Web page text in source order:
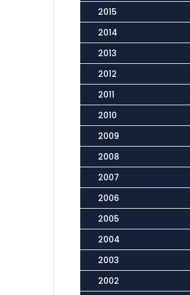
2015
2014
2013
2012
2011
2010
2009
2008
2007
2006
2005
2004
2003
2002